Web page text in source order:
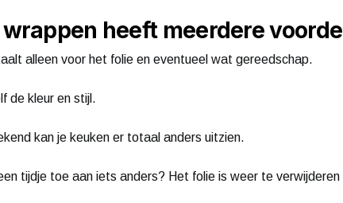
heeft meerdere
alleen voor het folie en eventueel wat gereedschap.
de kleur en stijl.
kan je keuken er totaal anders uitzien.
tijdje toe aan iets anders? Het folie is weer te